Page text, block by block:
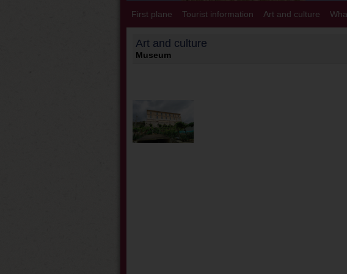
First plane Tourist information Art and culture
Art and culture
Museum